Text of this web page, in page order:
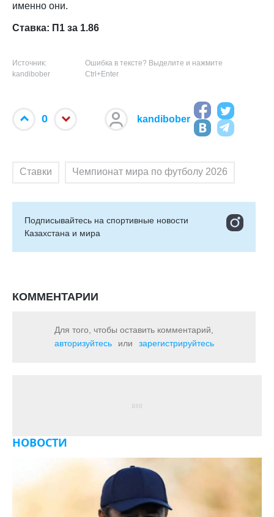
именно они.
Ставка: П1 за 1.86
Источник:
kandibober
Ошибка в тексте? Выделите и нажмите
Ctrl+Enter
0 kandibober
Ставки Чемпионат мира по футболу 2026
Подписывайтесь на cпортивные новости
Казахстана и мира
КОММЕНТАРИИ
Для того, чтобы оставить комментарий,
авторизуйтесь
или зарегистрируйтесь
НОВОСТИ